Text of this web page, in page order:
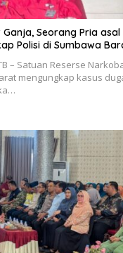
Seorang Pria
Polisi di Sumbawa
– Satuan Reserse
mengungkap kasus